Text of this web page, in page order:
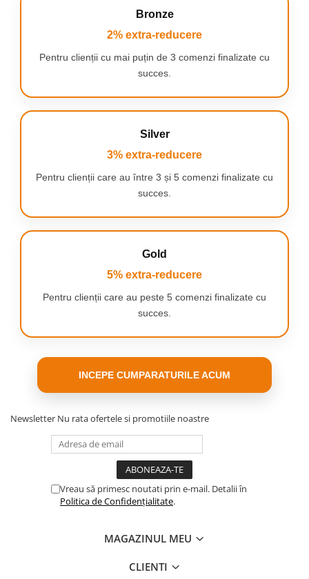
Ce dezvoltă un covoraș pentru desenarea în apă?
Coordonarea mână-ochi
controleze mișcările și să-și concentreze privirea
asupra sarcinii pe care o are la îndemână. Aceasta
este o formă naturală de antrenament care se
traduce ulterior în învățarea scrierii și lucrului într-
✅Creativitate și imaginație
culori și modele. Copiii își creează propriile lumi,
imaginația și le dezvoltă abilitățile artistice.
Înțelegerea culorilor și formelor
Datorită șabloanelor și ștampilelor, copiii mici
învață să recunoască și să copieze forme și culori
de bază. Acesta este un instrument educațional
Bronze
2% extra-reducere
Pentru clienții cu mai puțin de 3 comenzi finalizate cu
succes.
Silver
3% extra-reducere
Pentru clienții care au între 3 și 5 comenzi finalizate cu
succes.
Gold
5% extra-reducere
Pentru clienții care au peste 5 comenzi finalizate cu
succes.
INCEPE CUMPARATURILE ACUM
Newsletter Nu rata ofertele si promotiile noastre
Vreau să primesc noutati prin e-mail. Detalii în
Politica de Confidențialitate.
MAGAZINUL MEU
CLIENTI